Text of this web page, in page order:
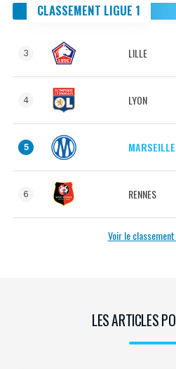
CLASSEMENT LIGUE 1
3 LILLE
4 LYON
5 MARSEILLE
6 RENNES
Voir le
LES ARTICLES